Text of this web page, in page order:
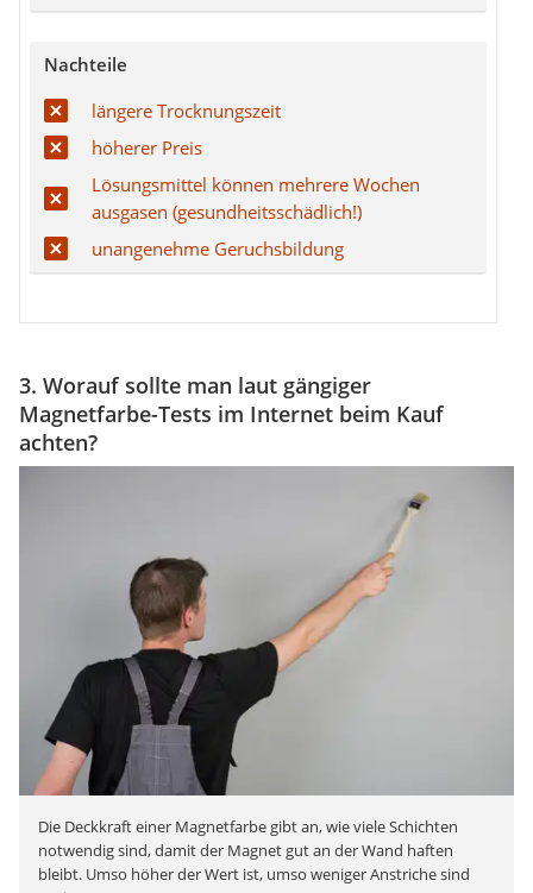
Nachteile
längere Trocknungszeit
höherer Preis
Lösungsmittel können mehrere Wochen
ausgasen (gesundheitsschädlich!)
unangenehme Geruchsbildung
3. Worauf sollte man laut gängiger
Magnetfarbe-Tests im Internet beim Kauf
achten?
Die Deckkraft einer Magnetfarbe gibt an, wie viele Schichten
notwendig sind, damit der Magnet gut an der Wand haften
bleibt. Umso höher der Wert ist, umso weniger Anstriche sind